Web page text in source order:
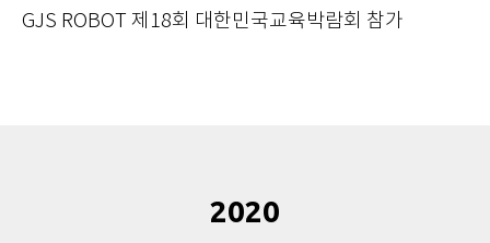
GJS ROBOT 제18회 대한민국교육박람회 참가
2020